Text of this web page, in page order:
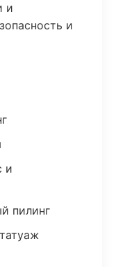
и
и
и
пилинг